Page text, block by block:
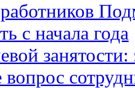
с начала года
вопрос